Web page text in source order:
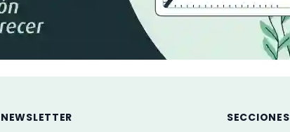
NEWSLETTER
SECCIONES